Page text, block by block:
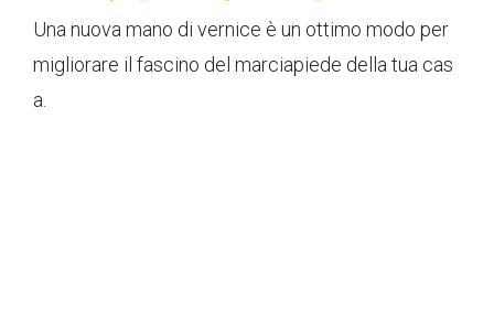
Una nuova mano di vernice è un ottimo modo per
migliorare il fascino del marciapiede della tua cas
a.